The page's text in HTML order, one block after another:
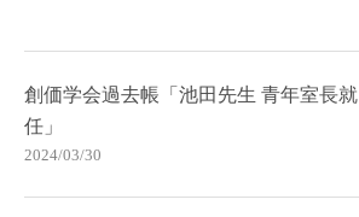
創価学会過去帳「池田先生 青年室長就
任」
2024/03/30